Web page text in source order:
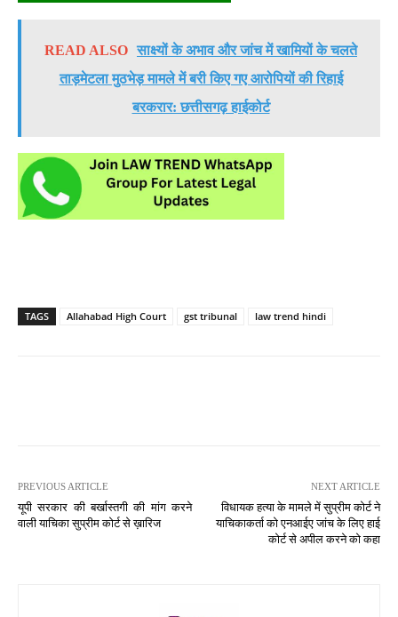
READ ALSO साक्ष्यों के अभाव और जांच में खामियों के चलते
ताड़मेटला मुठभेड़ मामले में बरी किए गए आरोपियों की रिहाई
बरकरार: छत्तीसगढ़ हाईकोर्ट
TAGS Allahabad High Court gst tribunal law trend hindi
PREVIOUS ARTICLE
यूपी सरकार की बर्खास्तगी की मांग करने
वाली याचिका सुप्रीम कोर्ट से ख़ारिज
NEXT ARTICLE
विधायक हत्या के मामले में सुप्रीम कोर्ट ने
याचिकाकर्ता को एनआईए जांच के लिए हाई
कोर्ट से अपील करने को कहा